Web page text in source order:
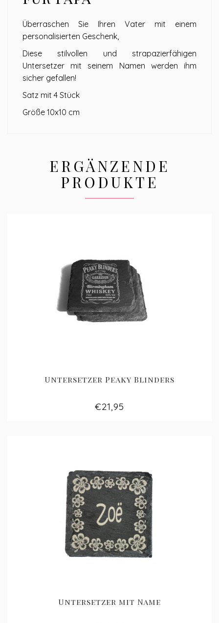
Überraschen Sie Ihren Vater mit einem
personalisierten Geschenk,
Diese stilvollen und strapazierfähigen
Untersetzer mit seinem Namen werden ihm
sicher gefallen!
Satz mit 4 Stück
Größe 10x10 cm
ERGÄNZENDE
PRODUKTE
Untersetzer Peaky Blinders
€21,95
Untersetzer mit Name